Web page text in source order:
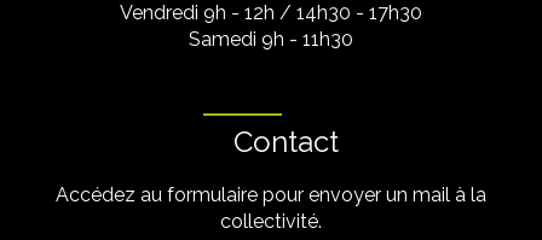
Vendredi 9h - 12h / 14h30 - 17h30
Samedi 9h - 11h30
Contact
Accédez au formulaire pour envoyer un mail à la
collectivité.